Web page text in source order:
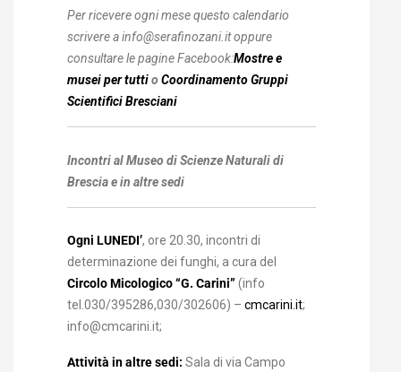
Per ricevere ogni mese questo calendario
scrivere a info@serafinozani.itoppure
consultare le pagine Facebook:Mostre e
musei per tuttio Coordinamento Gruppi
Scientifici Bresciani
Incontri al Museo di Scienze Naturali di
Bresciae in altre sedi
Ogni LUNEDI’, ore 20.30, incontri di
determinazione dei funghi, a cura del
Circolo Micologico “G. Carini” (info
tel.030/395286,030/302606) – cmcarini.it;
info@cmcarini.it;
Attività in altre sedi: Sala di via Campo